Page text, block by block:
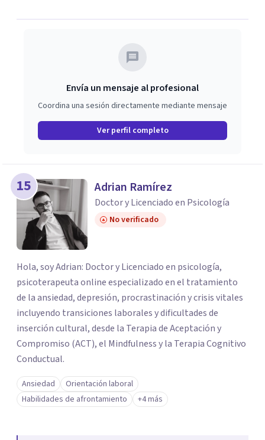
dudes en contactarme.
Envía un mensaje al profesional
Coordina una sesión directamente mediante mensaje
Ver perfil completo
15 Adrian Ramírez
Doctor y Licenciado en Psicología
No verificado
Hola, soy Adrian: Doctor y Licenciado en psicología,
psicoterapeuta online especializado en el tratamiento
de la ansiedad, depresión, procrastinación y crisis vitales
incluyendo transiciones laborales y dificultades de
inserción cultural, desde la Terapia de Aceptación y
Compromiso (ACT), el Mindfulness y la Terapia Cognitivo
Conductual.
Ansiedad
Orientación laboral
Habilidades de afrontamiento
+4 más